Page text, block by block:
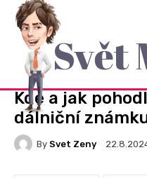
Svět
Domů Auto Moto
AUTO MOTO
Kde a jak
dálniční
By Svet Zeny